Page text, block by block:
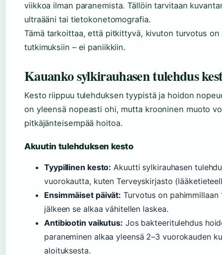
viikkoa ilman paranemista. Tällöin tarvitaan
ultraääni tai tietokonetomografia.
Tämä tarkoittaa, että pitkittyvä, kivuton turvotus on
tutkimuksiin – ei paniikkiin.
Kauanko sylkirauhasen tulehdus
Kesto riippuu tulehduksen tyypistä ja hoidon
on yleensä nopeasti ohi, mutta krooninen muoto
pitkäjänteisempää hoitoa.
Akuutin tulehduksen kesto
Tyypillinen kesto: Akuutti sylkirauhasen
vuorokautta, kuten Terveyskirjasto
Ensimmäiset päivät: Turvotus on pahimmillaan
jälkeen se alkaa vähitellen laskea.
Antibiootin vaikutus: Jos bakteeritulehdus
paraneminen alkaa yleensä 2–3 vuorokauden
aloituksesta.